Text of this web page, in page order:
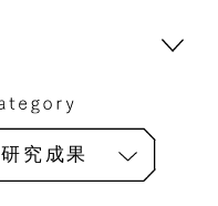
研究成果